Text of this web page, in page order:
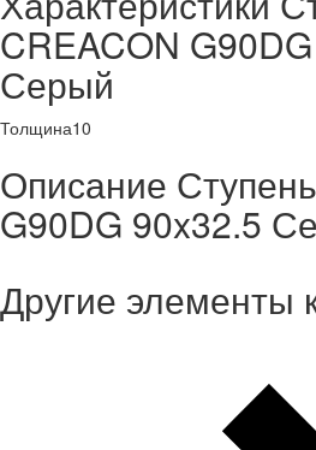
CREACON
Серый
Толщина10
Описание
G90DG 90x32.5
Другие элементы